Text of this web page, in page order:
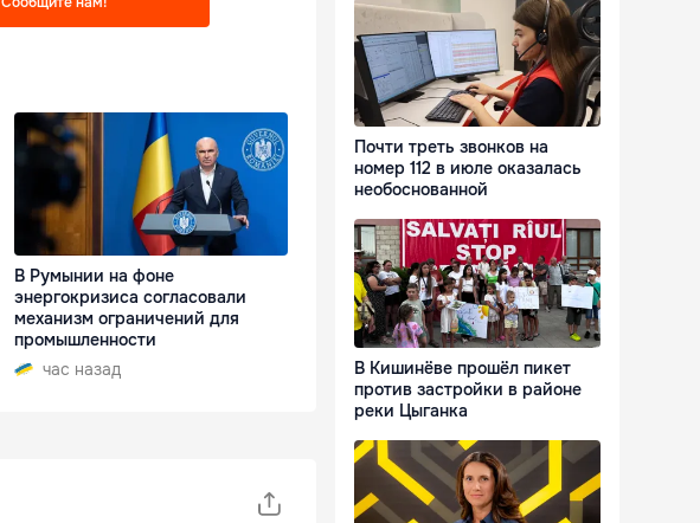
В Румынии на фоне
энергокризиса согласовали
механизм ограничений для
промышленности
час назад
Почти треть звонков на
номер 112 в июле оказалась
необоснованной
В Кишинёве прошёл пикет
против застройки в районе
реки Цыганка